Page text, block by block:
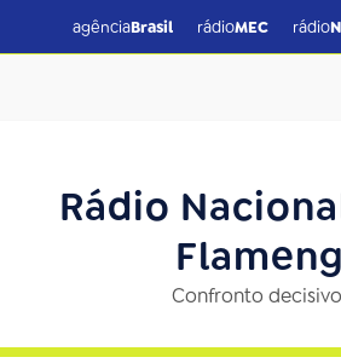
agênciaBrasil rádioMEC rádio
Rádio
Confronto